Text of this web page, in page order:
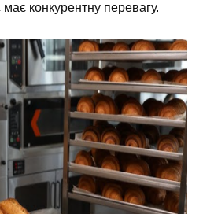
має конкурентну перевагу.